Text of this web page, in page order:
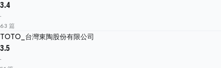
3.4
·
63 篇
TOTO_台灣東陶股份有限公司
3.5
·